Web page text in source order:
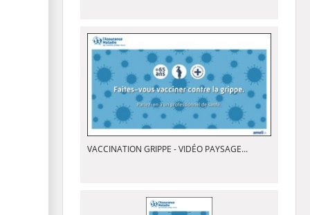
VACCINATION GRIPPE - VIDÉO PAYSAGE...